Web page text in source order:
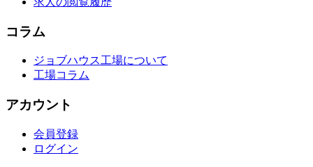
コラム
ジョブハウス工場について
工場コラム
アカウント
会員登録
ログイン